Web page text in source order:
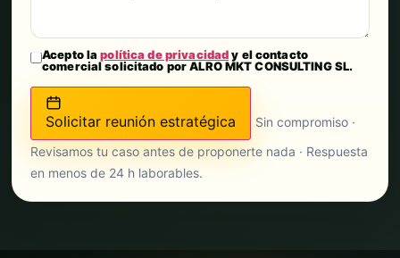
Acepto lapolítica de privacidady el contacto
comercial solicitado por ALRO MKT CONSULTING SL.
Solicitar reunión estratégica
Sin compromiso ·
Revisamos tu caso antes de proponerte nada · Respuesta
en menos de 24 h laborables.